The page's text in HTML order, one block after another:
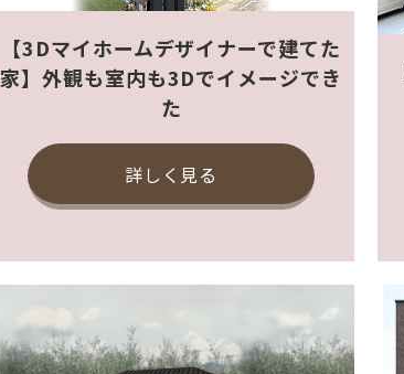
【3Dマイホームデザイナーで建てた
家】外観も室内も3Dでイメージでき
た
詳しく見る